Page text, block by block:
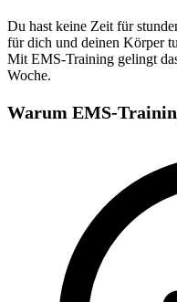
Du hast keine Zeit für
für dich und deinen Körper
Mit EMS-Training gelingt
Woche.
Warum EMS-